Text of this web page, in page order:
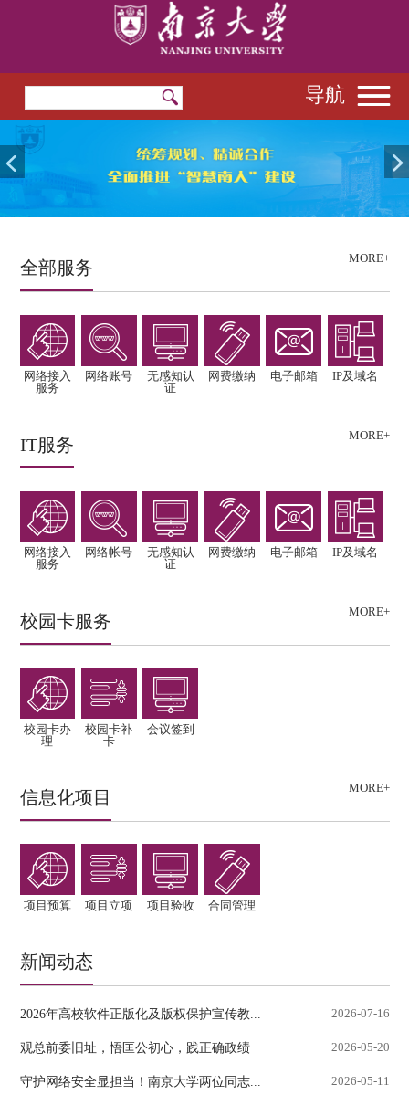
导航
全部服务 MORE+
网络接入
服务
网络账号
无感知认
证
网费缴纳 电子邮箱 IP及域名
IT服务 MORE+
网络接入
服务
网络帐号
无感知认
证
网费缴纳 电子邮箱 IP及域名
校园卡服务 MORE+
校园卡办
理
校园卡补
卡
会议签到
信息化项目 MORE+
项目预算 项目立项 项目验收 合同管理
新闻动态
2026年高校软件正版化及版权保护宣传教... 2026-07-16
观总前委旧址，悟匡公初心，践正确政绩 2026-05-20
守护网络安全显担当！南京大学两位同志... 2026-05-11